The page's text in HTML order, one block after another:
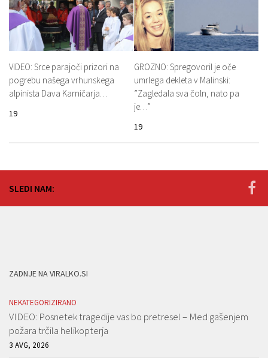
VIDEO: Srce parajoči prizori na
pogrebu našega vrhunskega
alpinista Dava Karničarja…
19
GROZNO: Spregovoril je oče
umrlega dekleta v Malinski:
”Zagledala sva čoln, nato pa
je…”
19
SLEDI NAM:
ZADNJE NA VIRALKO.SI
NEKATEGORIZIRANO
VIDEO: Posnetek tragedije vas bo pretresel – Med gašenjem
požara trčila helikopterja
3 AVG, 2026